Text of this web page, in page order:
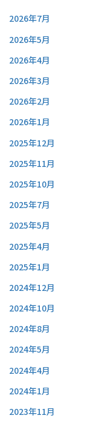
2026年7月
2026年5月
2026年4月
2026年3月
2026年2月
2026年1月
2025年12月
2025年11月
2025年10月
2025年7月
2025年5月
2025年4月
2025年1月
2024年12月
2024年10月
2024年8月
2024年5月
2024年4月
2024年1月
2023年11月